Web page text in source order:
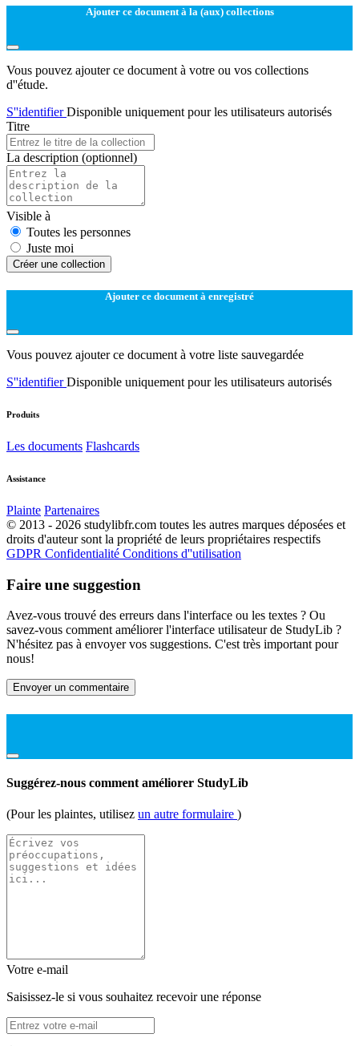
Ajouter ce document à la (aux) collections
Vous pouvez ajouter ce document à votre ou vos collections
d''étude.
S''identifierDisponible uniquement pour les utilisateurs autorisés
Titre
La description (optionnel)
Visible à
Toutes les personnes
Juste moi
Créer une collection
Ajouter ce document à enregistré
Vous pouvez ajouter ce document à votre liste sauvegardée
S''identifierDisponible uniquement pour les utilisateurs autorisés
Produits
Les documents Flashcards
Assistance
Plainte Partenaires
© 2013 - 2026 studylibfr.com toutes les autres marques déposées et
droits d'auteur sont la propriété de leurs propriétaires respectifs
GDPR Confidentialité Conditions d''utilisation
Faire une suggestion
Avez-vous trouvé des erreurs dans l'interface ou les textes ? Ou
savez-vous comment améliorer l'interface utilisateur de StudyLib ?
N'hésitez pas à envoyer vos suggestions. C'est très important pour
nous!
Envoyer un commentaire
Suggérez-nous comment améliorer StudyLib
(Pour les plaintes, utilisez un autre formulaire )
Votre e-mail
Saisissez-le si vous souhaitez recevoir une réponse